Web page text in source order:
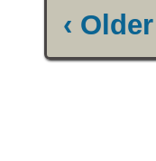
‹